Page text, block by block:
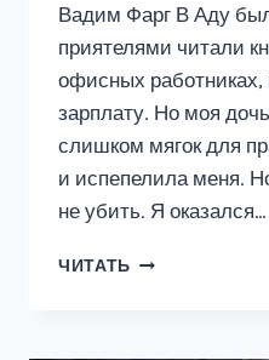
Вадим Фарг В Аду
приятелями читали
офисных
зарплату. Но моя
слишком мягок для
и испепелила меня.
не убить. Я оказался…
ЧИТАТЬ КАК